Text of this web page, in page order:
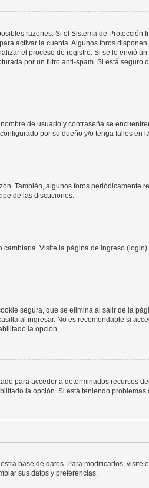
razones. Si el Sistema de
activar la cuenta. Algunos foros
el proceso de registro. Si se le envió
por un filtro anti-spam. Si está
de usuario y contraseña se
por su dueño y/o tenga fallos en
También, algunos foros periódicamente
de las discuciones.
cambiarla. Visite la página de ingreso (login)
segura, que se elimina al salir de la
al ingresar. No es recomendable si
la opción.
para acceder a determinados recursos
la opción. Si está teniendo
base de datos. Para modificarlos,
sus datos y preferencias.